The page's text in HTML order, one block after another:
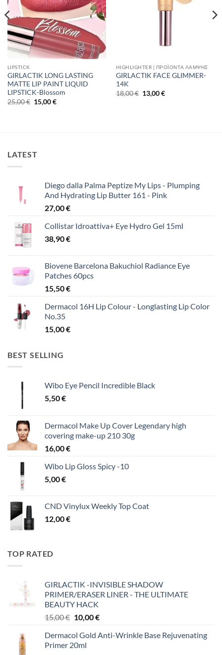
LIPSTICK
GIRLACTIK LONG LASTING
MATTE LIP PAINT LIQUID
LIPSTICK-Blossom
25,00€ Original
price
15,00€Η
HIGHLIGHTER | ΠΡΟΪΌΝΤΑ ΛΆΜΨΗΣ
GIRLACTIK FACE GLIMMER-
14K
18,00€ Original
price
13,00€Η
LATEST
Diego dalla Palma Peptize My Lips - Plumping
And Hydrating Lip Butter 161 - Pink
27,00€
Collistar Idroattiva+ Eye Hydro Gel 15ml
38,90€
Biovene Barcelona Bakuchiol Radiance Eye
Patches 60pcs
15,50€
Dermacol 16H Lip Colour - Longlasting Lip Color
No.35
15,00€
BEST SELLING
Wibo Eye Pencil Incredible Black
5,50€
Dermacol Make Up Cover Legendary high
covering make-up 210 30g
16,00€
Wibo Lip Gloss Spicy -10
5,00€
CND Vinylux Weekly Top Coat
12,00€
TOP RATED
GIRLACTIK -INVISIBLE SHADOW
PRIMER/ERASER LINER - THE ULTIMATE
BEAUTY HACK
15,00€ Original
was:
15,00 €.
10,00€Η
τιμή
Dermacol Gold Anti-Wrinkle Base Rejuvenating
Primer 20ml